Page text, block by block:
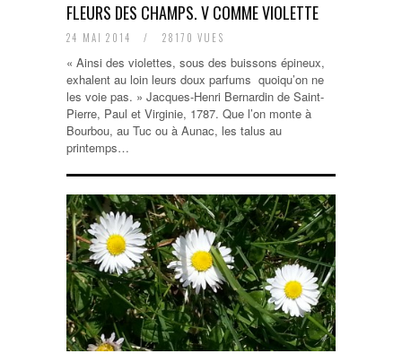
FLEURS DES CHAMPS. V COMME VIOLETTE
24 MAI 2014 / 28170 VUES
« Ainsi des violettes, sous des buissons épineux,
exhalent au loin leurs doux parfums quoiqu’on ne
les voie pas. » Jacques-Henri Bernardin de Saint-
Pierre, Paul et Virginie, 1787. Que l’on monte à
Bourbou, au Tuc ou à Aunac, les talus au
printemps…